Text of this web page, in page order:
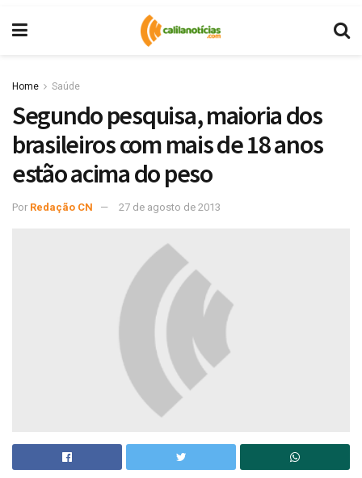
Home Saúde
Segundo pesquisa, maioria dos
brasileiros com mais de 18 anos
estão acima do peso
Por Redação CN 27 de agosto de 2013